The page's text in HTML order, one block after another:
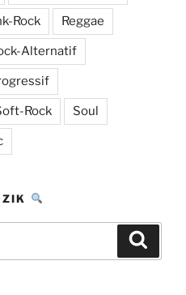
Rock Reggae
Alternatif
Rock Soul